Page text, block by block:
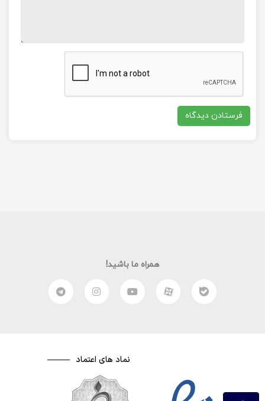
همراه ما باشید!
نماد های اعتماد